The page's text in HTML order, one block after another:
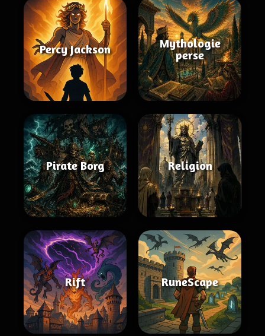
Percy Jackson
Mythologie
perse
Pirate Borg Religion
Rift RuneScape